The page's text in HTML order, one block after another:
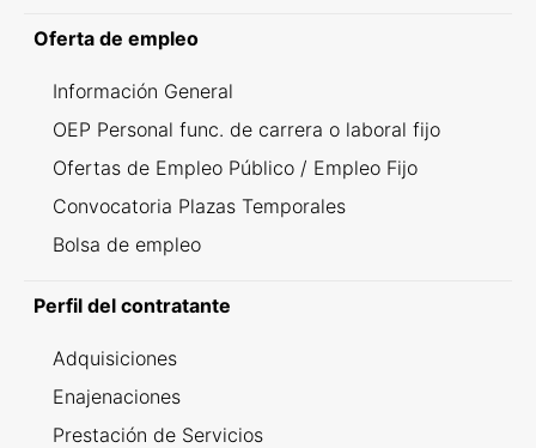
Oferta de empleo
Información General
OEP Personal func. de carrera o laboral fijo
Ofertas de Empleo Público / Empleo Fijo
Convocatoria Plazas Temporales
Bolsa de empleo
Perfil del contratante
Adquisiciones
Enajenaciones
Prestación de Servicios